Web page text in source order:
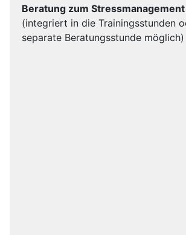
Beratung zum
(integriert in die Trainingsstunden
separate Beratungsstunde möglich)